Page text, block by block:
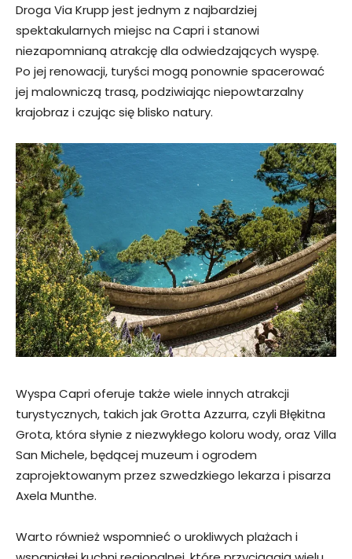
Droga Via Krupp jest jednym z najbardziej
spektakularnych miejsc na Capri i stanowi
niezapomnianą atrakcję dla odwiedzających wyspę.
Po jej renowacji, turyści mogą ponownie spacerować
jej malowniczą trasą, podziwiając niepowtarzalny
krajobraz i czując się blisko natury.
Wyspa Capri oferuje także wiele innych atrakcji
turystycznych, takich jak Grotta Azzurra, czyli Błękitna
Grota, która słynie z niezwykłego koloru wody, oraz Villa
San Michele, będącej muzeum i ogrodem
zaprojektowanym przez szwedzkiego lekarza i pisarza
Axela Munthe.
Warto również wspomnieć o urokliwych plażach i